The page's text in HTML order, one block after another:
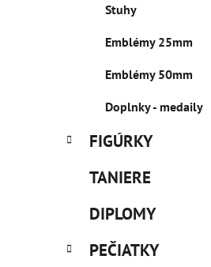
Stuhy
Emblémy 25mm
Emblémy 50mm
Doplnky - medaily
FIGÚRKY
TANIERE
DIPLOMY
PEČIATKY